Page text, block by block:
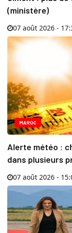
(ministère)
07 août 2026 -
MAROC
Alerte météo :
dans plusieurs
07 août 2026 -